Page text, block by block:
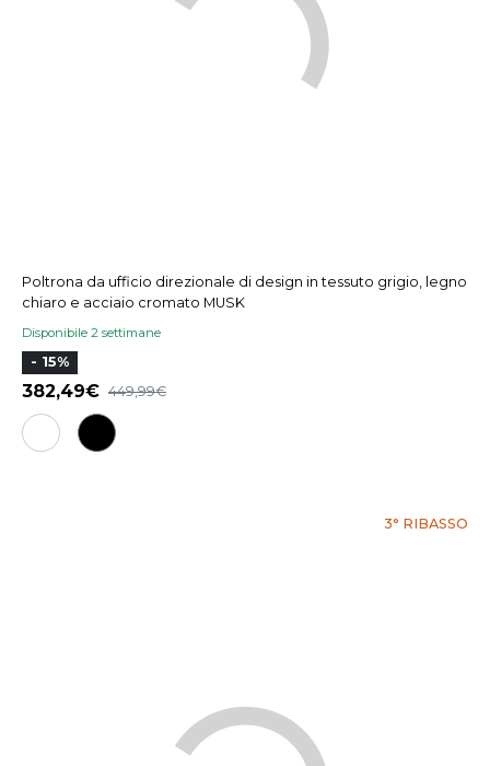
Poltrona da ufficio direzionale di design in tessuto grigio, legno
chiaro e acciaio cromato MUSK
Disponibile 2 settimane
- 15%
382,49 449,99
3° RIBASSO